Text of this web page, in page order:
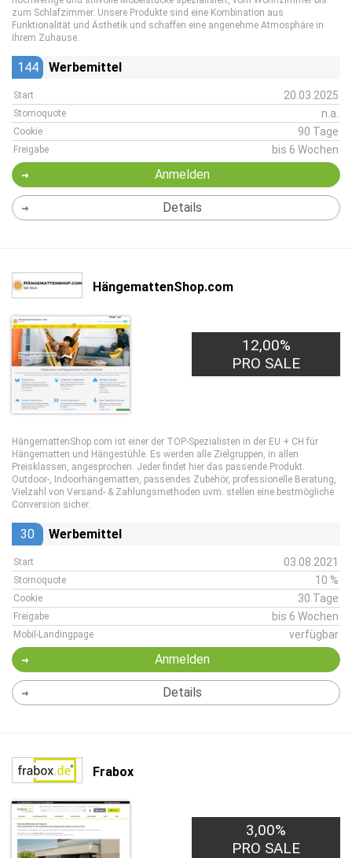
zum Schlafzimmer. Unsere Produkte sind eine Kombination aus
Funktionalität und Ästhetik und schaffen eine angenehme Atmosphäre in
Ihrem Zuhause.
144 Werbemittel
Start 20.03.2025
Stornoquote n.a.
Cookie 90 Tage
Freigabe bis 6 Wochen
Anmelden
Details
HängemattenShop.com
12,00%
PRO SALE
HängemattenShop.com ist einer der TOP-Spezialisten in der EU + CH für
Hängematten und Hängestühle. Es werden alle Zielgruppen, in allen
Preisklassen, angesprochen. Jeder findet hier das passende Produkt.
Outdoor-, Indoorhängematten, passendes Zubehör, professionelle Beratung,
Vielzahl von Versand- & Zahlungsmethoden uvm. stellen eine bestmögliche
Conversion sicher.
30 Werbemittel
Start 03.08.2021
Stornoquote 10 %
Cookie 30 Tage
Freigabe bis 6 Wochen
Mobil-Landingpage verfügbar
Anmelden
Details
Frabox
3,00%
PRO SALE